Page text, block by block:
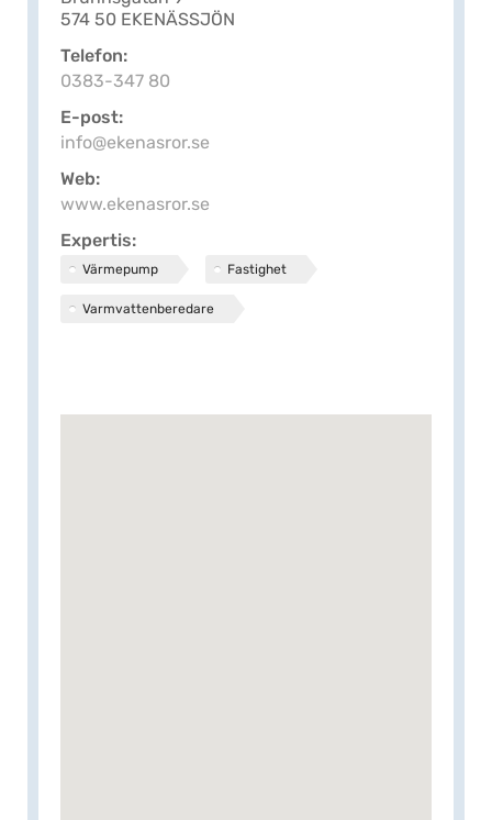
574 50 EKENÄSSJÖN
Telefon
0383-347 80
E-post
info@ekenasror.se
Web
www.ekenasror.se
Expertis
Värmepump Fastighet
Varmvattenberedare